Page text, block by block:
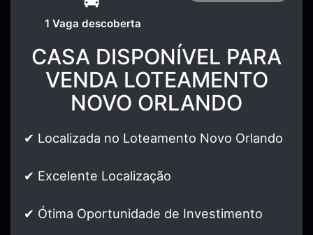
1 Vaga descoberta
CASA DISPONÍVEL PARA
VENDA LOTEAMENTO
NOVO ORLANDO
✔ Localizada no Loteamento Novo Orlando
✔ Excelente Localização
✔ Ótima Oportunidade de Investimento